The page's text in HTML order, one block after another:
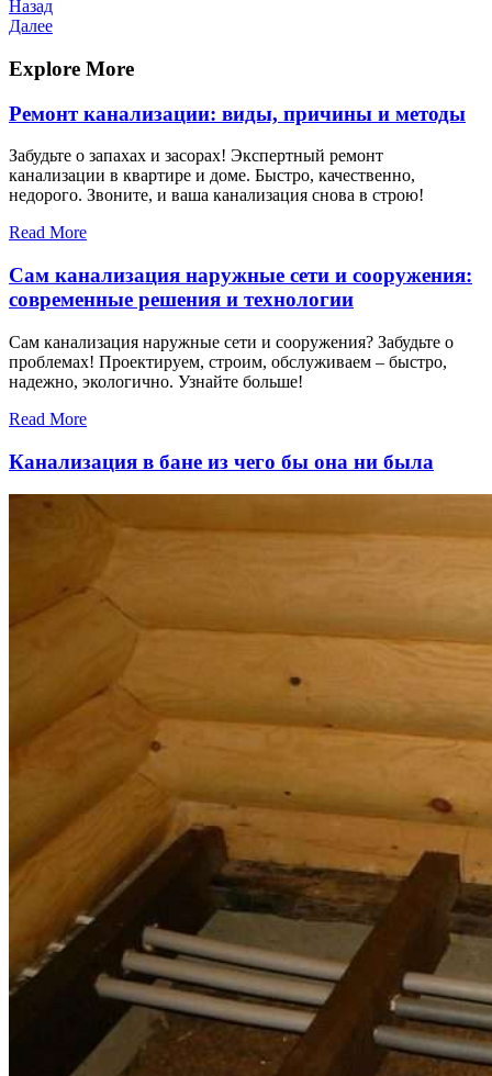
Навигация
по
записям
Предыдущая
запись
Назад
Следующая
Далее
Explore More
Ремонт канализации: виды, причины и методы
Забудьте о запахах и засорах! Экспертный ремонт
канализации в квартире и доме. Быстро, качественно,
недорого. Звоните, и ваша канализация снова в строю!
Read More
Сам канализация наружные сети и сооружения:
современные решения и технологии
Сам канализация наружные сети и сооружения? Забудьте о
проблемах! Проектируем, строим, обслуживаем – быстро,
надежно, экологично. Узнайте больше!
Read More
Канализация в бане из чего бы она ни была